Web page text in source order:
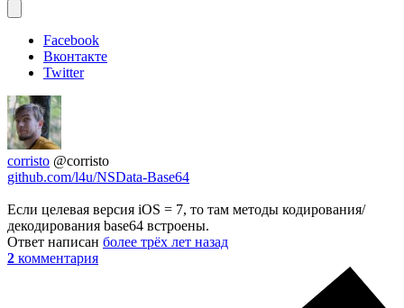
Facebook
Вконтакте
Twitter
corristo @corristo
github.com/l4u/NSData-Base64
Если целевая версия iOS = 7, то там методы кодирования/
декодирования base64 встроены.
Ответ написан более трёх лет назад
2 комментария